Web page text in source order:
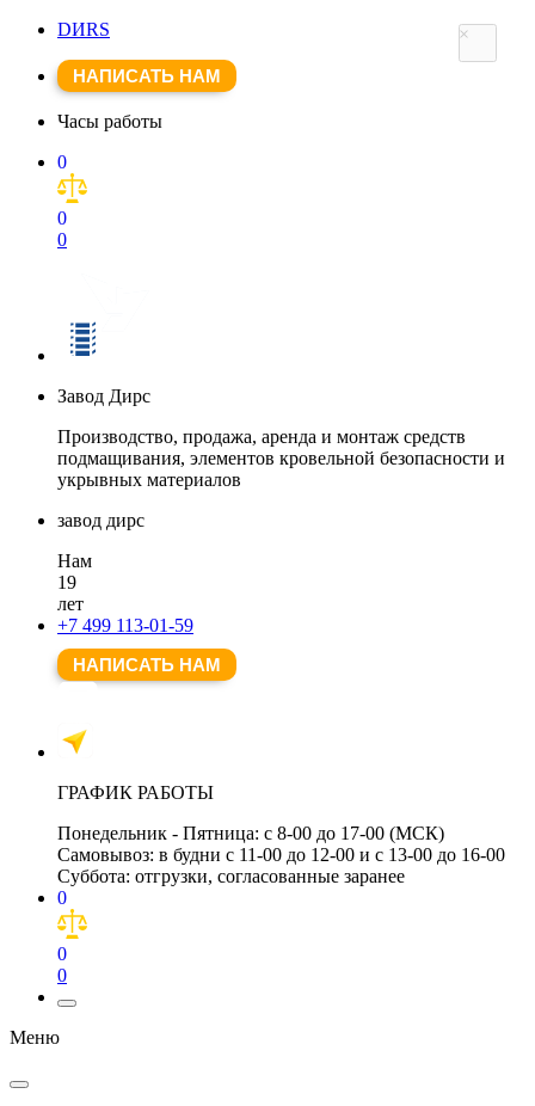
DИRS
НАПИСАТЬ НАМ
Часы работы
0
0
0
Завод Дирс
Производство, продажа, аренда и монтаж средств
подмащивания, элементов кровельной безопасности и
укрывных материалов
завод дирс
Нам
19
лет
+7 499 113-01-59
НАПИСАТЬ НАМ
ГРАФИК РАБОТЫ
Понедельник - Пятница: с 8-00 до 17-00 (МСК)
Самовывоз: в будни с 11-00 до 12-00 и с 13-00 до 16-00
Суббота: отгрузки, согласованные заранее
0
0
0
Меню
×